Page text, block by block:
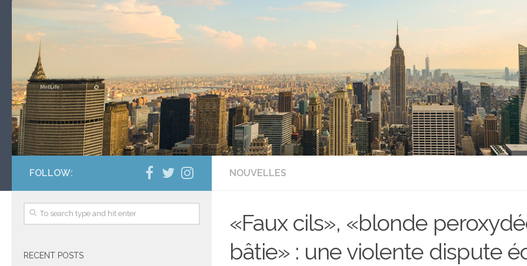
NOUVELLES
«Faux cils», «blonde
bâtie» : une violente dispute
FOLLOW:
RECENT POSTS